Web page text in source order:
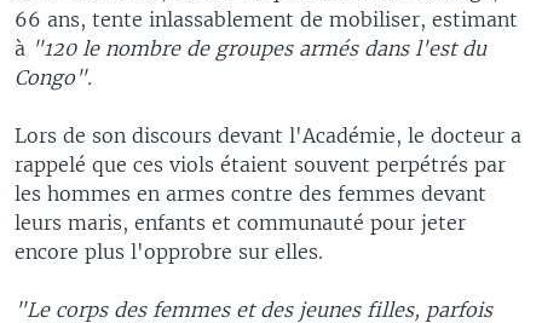
66 ans, tente inlassablement de mobiliser, estimant
à "120 le nombre de groupes armés dans l'est du
Congo".
Lors de son discours devant l'Académie, le docteur a
rappelé que ces viols étaient souvent perpétrés par
les hommes en armes contre des femmes devant
leurs maris, enfants et communauté pour jeter
encore plus l'opprobre sur elles.
"Le corps des femmes et des jeunes filles, parfois